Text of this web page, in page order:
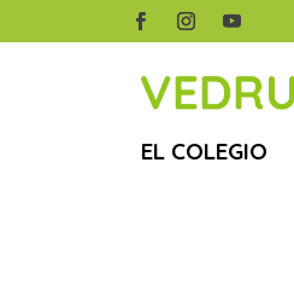
EL COLEGIO